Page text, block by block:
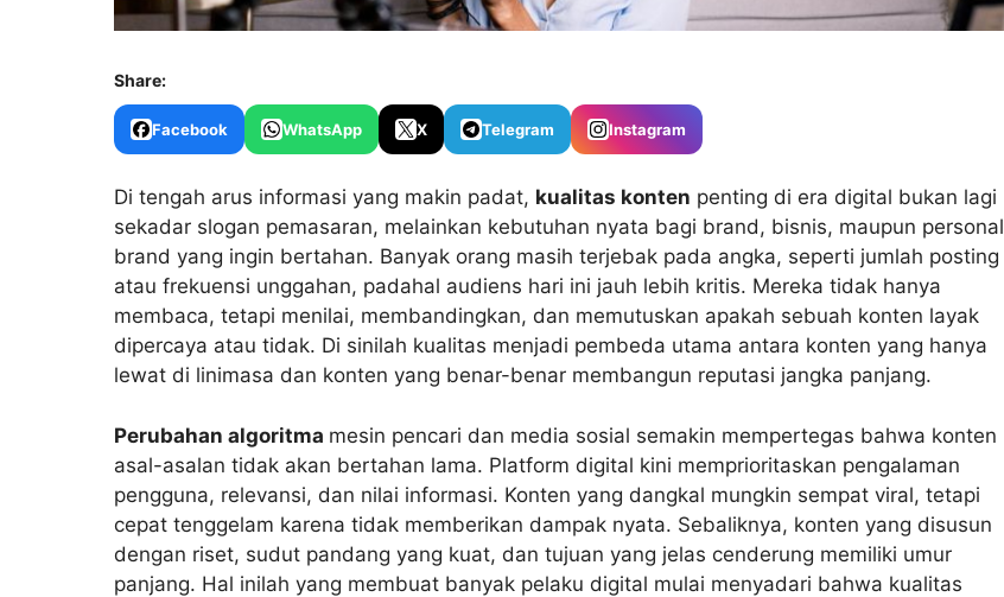
Share:
Facebook WhatsApp X Telegram Instagram
Di tengah arus informasi yang makin padat, kualitas konten penting di era digital bukan lagi
sekadar slogan pemasaran, melainkan kebutuhan nyata bagi brand, bisnis, maupun personal
brand yang ingin bertahan. Banyak orang masih terjebak pada angka, seperti jumlah posting
atau frekuensi unggahan, padahal audiens hari ini jauh lebih kritis. Mereka tidak hanya
membaca, tetapi menilai, membandingkan, dan memutuskan apakah sebuah konten layak
dipercaya atau tidak. Di sinilah kualitas menjadi pembeda utama antara konten yang hanya
lewat di linimasa dan konten yang benar-benar membangun reputasi jangka panjang.
Perubahan algoritma mesin pencari dan media sosial semakin mempertegas bahwa konten
asal-asalan tidak akan bertahan lama. Platform digital kini memprioritaskan pengalaman
pengguna, relevansi, dan nilai informasi. Konten yang dangkal mungkin sempat viral, tetapi
cepat tenggelam karena tidak memberikan dampak nyata. Sebaliknya, konten yang disusun
dengan riset, sudut pandang yang kuat, dan tujuan yang jelas cenderung memiliki umur
panjang. Hal inilah yang membuat banyak pelaku digital mulai menyadari bahwa kualitas